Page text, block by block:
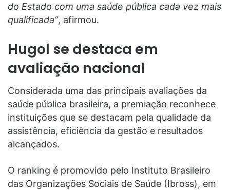
do Estado com uma saúde pública cada vez mais
qualificada”, afirmou.
Hugol se destaca em
avaliação nacional
Considerada uma das principais avaliações da
saúde pública brasileira, a premiação reconhece
instituições que se destacam pela qualidade da
assistência, eficiência da gestão e resultados
alcançados.
O ranking é promovido pelo Instituto Brasileiro
das Organizações Sociais de Saúde (Ibross), em